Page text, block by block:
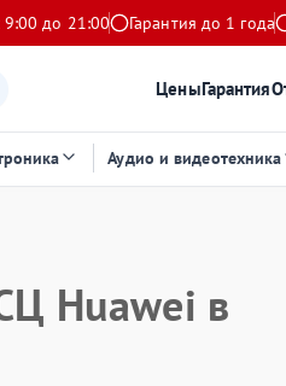
9:00 до 21:00 Гарантия до 1 года
ЦеныГарантия
Аудио и видеотехника
Huawei в